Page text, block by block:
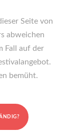
Seite von
abweichen
Fall auf der
bemüht.